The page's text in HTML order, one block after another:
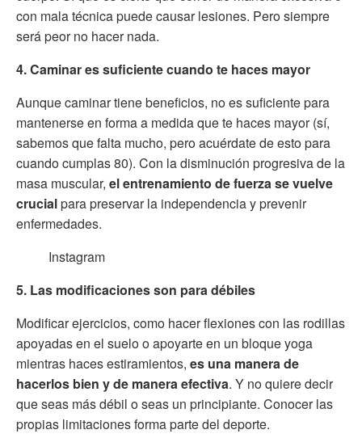
con mala técnica puede causar lesiones. Pero siempre
será peor no hacer nada.
4. Caminar es suficiente cuando te haces mayor
Aunque caminar tiene beneficios, no es suficiente para
mantenerse en forma a medida que te haces mayor (sí,
sabemos que falta mucho, pero acuérdate de esto para
cuando cumplas 80). Con la disminución progresiva de la
masa muscular, el entrenamiento de fuerza se vuelve
crucialpara preservar la independencia y prevenir
enfermedades.
Instagram
5. Las modificaciones son para débiles
Modificar ejercicios, como hacer flexiones con las rodillas
apoyadas en el suelo o apoyarte en un bloque yoga
mientras haces estiramientos, es una manera de
hacerlos bien y de manera efectiva. Y no quiere decir
que seas más débil o seas un principiante. Conocer las
propias limitaciones forma parte del deporte.